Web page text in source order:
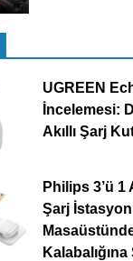
UGREEN
İncelemesi:
Akıllı Şarj
Philips 3’ü
Şarj
Kalabalığına